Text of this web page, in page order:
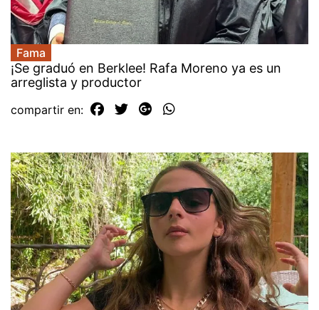
Fama
¡Se graduó en Berklee! Rafa Moreno ya es un
arreglista y productor
compartir en: